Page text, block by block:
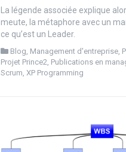
La légende associée explique
meute, la métaphore avec un
ce qu’est un Leader.
Blog Management d'entreprise,
Projet Prince2 Publications en
Scrum XP Programming